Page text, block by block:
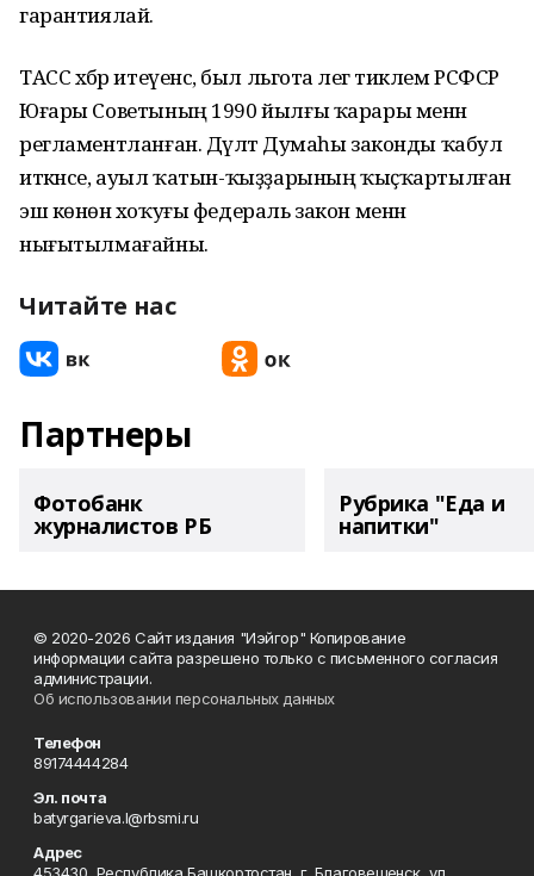
гарантиялай.
ТАСС хәбәр итеүенсә, был льгота әлегә тиклем РСФСР
Юғары Советының 1990 йылғы ҡарары менән
регламентланған. Дәүләт Думаһы законды ҡабул
иткәнсе, ауыл ҡатын-ҡыҙҙарының ҡыҫҡартылған
эш көнөнә хоҡуғы федераль закон менән
нығытылмағайны.
Читайте нас
Партнеры
Фотобанк
журналистов РБ
Рубрика "Еда и
напитки"
© 2020-2026 Сайт издания "Иэйгор" Копирование
информации сайта разрешено только с письменного согласия
администрации.
Об использовании персональных данных
Телефон
89174444284
Эл. почта
batyrgarieva.l@rbsmi.ru
Адрес